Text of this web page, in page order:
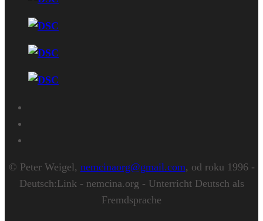
© Peter Weigel, nemcinaorg@gmail.com, od roku 1996 -
Deutsch:Link - nemcina.org - Unterricht Deutsch als
Fremdsprache